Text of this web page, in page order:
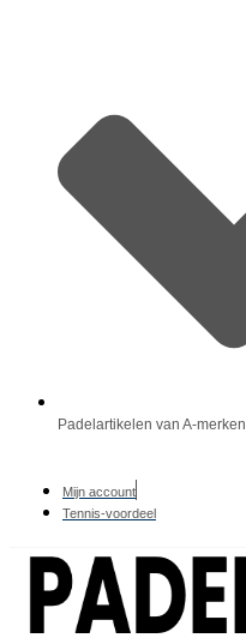
Padelartikelen van A-merken
Mijn account
Tennis-voordeel